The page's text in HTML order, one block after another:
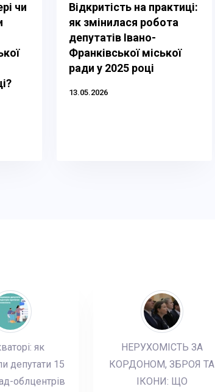
чи
Відкритість на практиці:
як змінилася робота
депутатів Івано-
Франківської міської
ради у 2025 році
13.05.2026
як
депутати 15
облцентрів
НЕРУХОМІСТЬ ЗА
КОРДОНОМ, ЗБРОЯ ТА
ІКОНИ: ЩО